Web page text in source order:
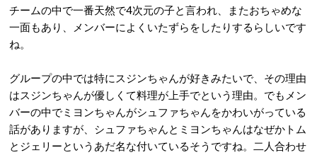
チームの中で一番天然で4次元の子と言われ、またおちゃめな
一面もあり、メンバーによくいたずらをしたりするらしいです
ね。
グループの中では特にスジンちゃんが好きみたいで、その理由
はスジンちゃんが優しくて料理が上手でという理由。でもメン
バーの中でミヨンちゃんがシュファちゃんをかわいがっている
話がありますが、シュファちゃんとミヨンちゃんはなぜかトム
とジェリーというあだ名な付いているそうですね。二人合わせ